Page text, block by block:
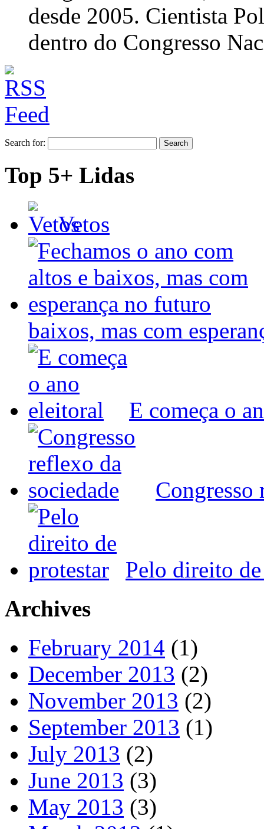
desde 2005. Cientista
dentro do Congresso
Search for:
Top 5+ Lidas
Vetos
baixos, mas com
E começa o
Congresso
Pelo direito
Archives
February 2014 (1)
December 2013 (2)
November 2013 (2)
September 2013 (1)
July 2013 (2)
June 2013 (3)
May 2013 (3)